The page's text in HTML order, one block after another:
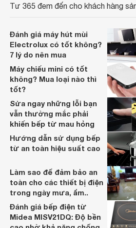
Đầu giảm Panasonic
Giá từ 2.464 đ
Tư 365 đem đến cho khách hàng
nhiều năm, nhân viên tư vấn chuyên
nghiệp, đội ngũ kỹ thuật có tay nghề
vattu365.com đang là lựa chọn hàng
của nhiều người hiện nay.
Đánh giá máy hút mùi
Electrolux có tốt không?
7 lý do nên mua
Máy chiếu mini có tốt
không? Mua loại nào thì
tốt?
Sửa ngay những lỗi bạn
vẫn thường mắc phải
khiến bếp từ mau hỏng
Hướng dẫn sử dụng bếp
từ an toàn hiệu suất cao
Làm sao để đảm bảo an
toàn cho các thiết bị điện
trong ngày mưa, ẩm..
Đánh giá bếp điện từ
Midea MISV21DQ: Độ bền